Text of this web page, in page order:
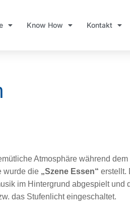
Know How Kontakt
Atmosphäre während
wurde die„Szene Essen“ erstellt.
im Hintergrund abgespielt und
das Stufenlicht eingeschaltet.